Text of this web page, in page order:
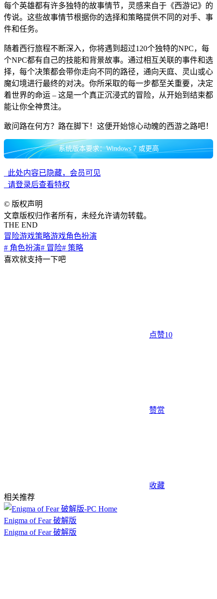
每个英雄都有许多独特的故事情节，灵感来自于《西游记》的
传说。这些故事情节根据你的选择和策略提供不同的对手、事
件和任务。
随着西行旅程不断深入，你将遇到超过120个独特的NPC，每
个NPC都有自己的技能和背景故事。通过相互关联的事件和选
择，每个决策都会带你走向不同的路径，通向天庭、灵山或心
魔幻境进行最终的对决。你所采取的每一步都至关重要，决定
着世界的命运 – 这是一个真正沉浸式的冒险，从开始到结束都
能让你全神贯注。
敢问路在何方？路在脚下！这便开始惊心动魄的西游之路吧！
系统版本要求：Windows 7 或更高
此处内容已隐藏，会员可见
请登录后查看特权
© 版权声明
文章版权归作者所有，未经允许请勿转载。
THE END
冒险游戏策略游戏角色扮演
# 角色扮演# 冒险# 策略
喜欢就支持一下吧
点赞10
赞赏
收藏
相关推荐
Enigma of Fear 破解版
Enigma of Fear 破解版